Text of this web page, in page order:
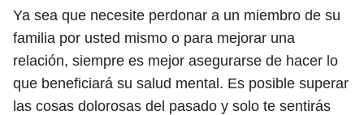
Ya sea que necesite perdonar a un miembro de su
familia por usted mismo o para mejorar una
relación, siempre es mejor asegurarse de hacer lo
que beneficiará su salud mental. Es posible superar
las cosas dolorosas del pasado y solo te sentirás